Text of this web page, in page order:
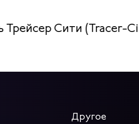
Трейсер Сити (Tracer-
Другое